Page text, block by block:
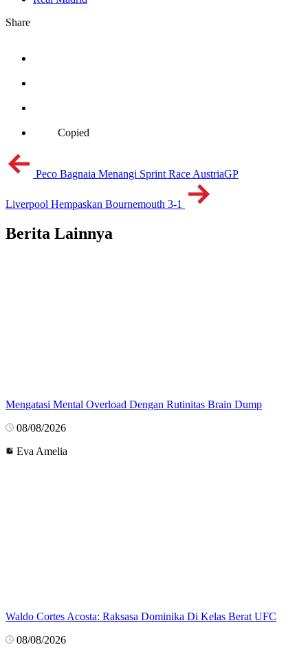
Share
Copied
Peco Bagnaia Menangi Sprint Race AustriaGP
Liverpool Hempaskan Bournemouth 3-1
Berita Lainnya
Mengatasi Mental Overload Dengan Rutinitas Brain Dump
08/08/2026
Eva Amelia
Waldo Cortes Acosta: Raksasa Dominika Di Kelas Berat UFC
08/08/2026